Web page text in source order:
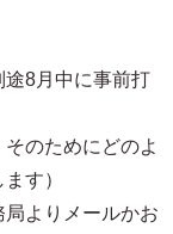
8月中に事前打
のためにどのよ
す）
よりメールかお